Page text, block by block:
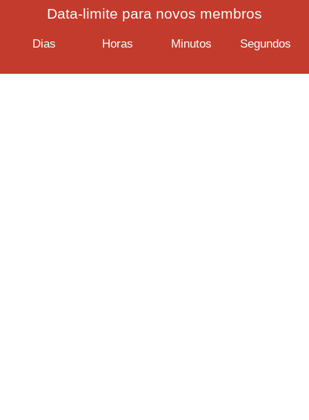
Data-limite para novos membros
Dias Horas Minutos Segundos